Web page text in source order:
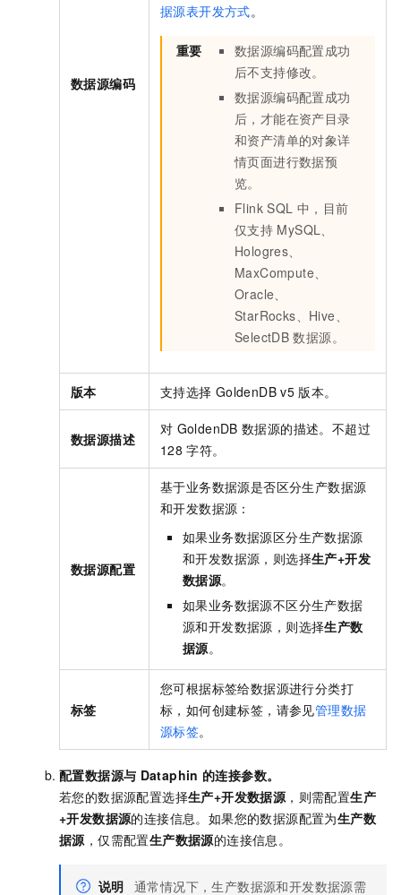
数据源编码
据源表开发方式。
重要
数据源编码配置成功
后不支持修改。
数据源编码配置成功
后，才能在资产目录
和资产清单的对象详
情页面进行数据预
览。
Flink SQL 中，目前
仅支持 MySQL、
Hologres、
MaxCompute、
Oracle、
StarRocks、Hive、
SelectDB 数据源。
版本 支持选择 GoldenDB v5 版本。
数据源描述
对 GoldenDB 数据源的描述。不超过
128 字符。
数据源配置
基于业务数据源是否区分生产数据源
和开发数据源：
如果业务数据源区分生产数据源
和开发数据源，则选择生产+开发
数据源。
如果业务数据源不区分生产数据
源和开发数据源，则选择生产数
据源。
标签
您可根据标签给数据源进行分类打
标，如何创建标签，请参见管理数据
源标签。
配置数据源与 Dataphin 的连接参数。
若您的数据源配置选择生产+开发数据源，则需配置生产
+开发数据源的连接信息。如果您的数据源配置为生产数
据源，仅需配置生产数据源的连接信息。
说明 通常情况下，生产数据源和开发数据源需